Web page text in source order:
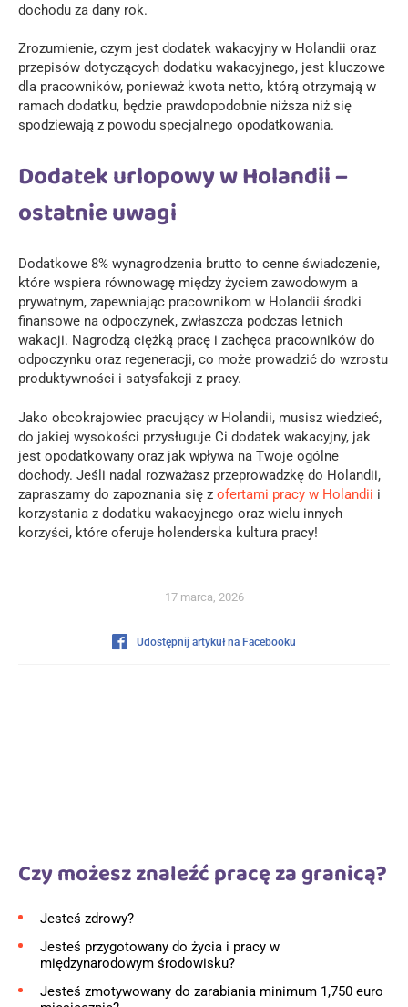
dochodu za dany rok.
Zrozumienie, czym jest dodatek wakacyjny w Holandii oraz
przepisów dotyczących dodatku wakacyjnego, jest kluczowe
dla pracowników, ponieważ kwota netto, którą otrzymają w
ramach dodatku, będzie prawdopodobnie niższa niż się
spodziewają z powodu specjalnego opodatkowania.
Dodatek urlopowy w Holandii –
ostatnie uwagi
Dodatkowe 8% wynagrodzenia brutto to cenne świadczenie,
które wspiera równowagę między życiem zawodowym a
prywatnym, zapewniając pracownikom w Holandii środki
finansowe na odpoczynek, zwłaszcza podczas letnich
wakacji. Nagrodzą ciężką pracę i zachęca pracowników do
odpoczynku oraz regeneracji, co może prowadzić do wzrostu
produktywności i satysfakcji z pracy.
Jako obcokrajowiec pracujący w Holandii, musisz wiedzieć,
do jakiej wysokości przysługuje Ci dodatek wakacyjny, jak
jest opodatkowany oraz jak wpływa na Twoje ogólne
dochody. Jeśli nadal rozważasz przeprowadzkę do Holandii,
zapraszamy do zapoznania się z ofertami pracy w Holandii i
korzystania z dodatku wakacyjnego oraz wielu innych
korzyści, które oferuje holenderska kultura pracy!
17 marca, 2026
Udostępnij artykuł na Facebooku
Czy możesz znaleźć pracę za granicą?
Jesteś zdrowy?
Jesteś przygotowany do życia i pracy w
międzynarodowym środowisku?
Jesteś zmotywowany do zarabiania minimum 1,750 euro